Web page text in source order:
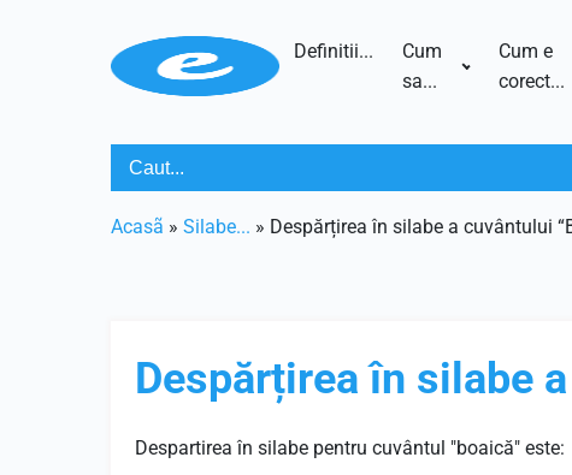
Definitii...
Cum
sa...
Cum e
corect...
Acasã » Silabe... » Despărțirea în silabe a cuvântului
Despărțirea în silabe
Despartirea în silabe pentru cuvântul "boaică" este: